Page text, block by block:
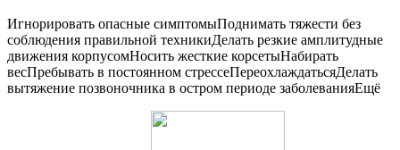
Игнорировать опасные симптомыПоднимать тяжести без
соблюдения правильной техникиДелать резкие амплитудные
движения корпусомНосить жесткие корсетыНабирать
весПребывать в постоянном стрессеПереохлаждатьсяДелать
вытяжение позвоночника в остром периоде заболеванияЕщё